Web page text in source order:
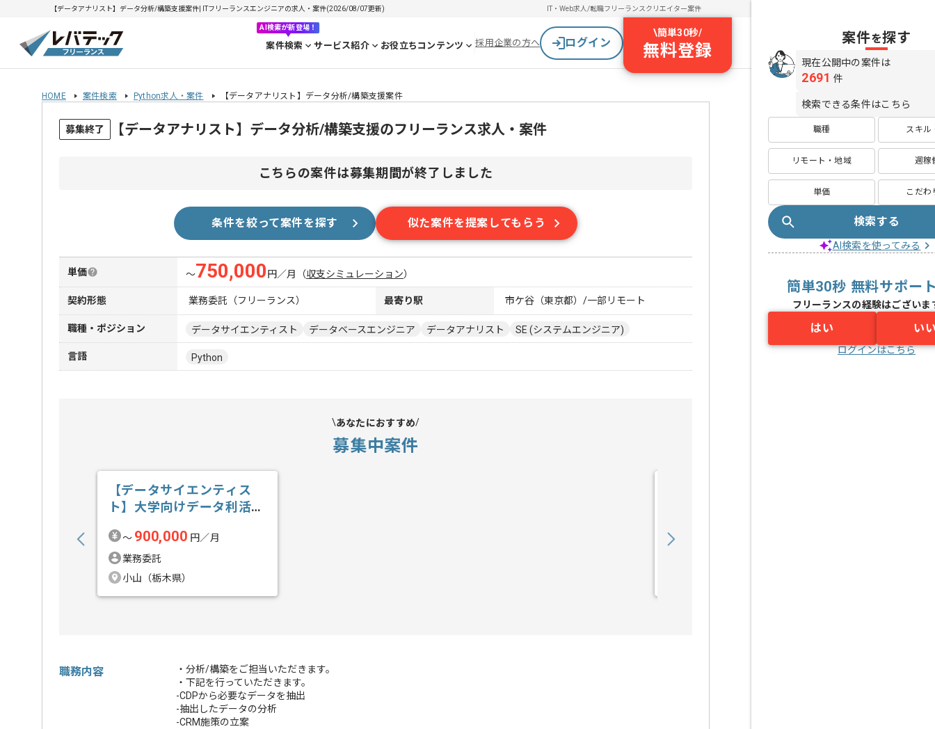
【データアナリスト】データ分析/構築支援案件| ITフリーランスエンジニアの求人・案件(2026/08/07更新) IT・Web求人/転職フリーランスクリエイター案件
AI検索が新登場！
案件検索 サービス紹介 お役立ちコンテンツ 採用企業の方へ ログイン
\簡単30秒/
無料登録
HOME 案件検索 Python求人・案件 【データアナリスト】データ分析/構築支援案件
募集終了 【データアナリスト】データ分析/構築支援のフリーランス求人・案件
こちらの案件は募集期間が終了しました
条件を絞って案件を探す 似た案件を提案してもらう
単価 〜750,000 円／月 （収支シミュレーション）
契約形態 業務委託（フリーランス） 最寄り駅 市ケ谷（東京都）/一部リモート
職種・ポジション データサイエンティスト データベースエンジニア データアナリスト SE (システムエンジニア)
言語 Python
あなたにおすすめ
募集中案件
【データサイエンティス
ト】大学向けデータ利活用
〜 900,000 円／月
業務委託
小山（栃木県）
職務内容
・分析/構築をご担当いただきます。
・下記を行っていただきます。
-CDPから必要なデータを抽出
-抽出したデータの分析
-CRM施策の立案
案件を探す
現在公開中の案件は
2691 件
検索できる条件はこちら
職種 スキル
リモート・地域 週稼
単価 こだわ
検索する
AI検索を使ってみる
簡単30秒 無料サポー
フリーランスの経験はございま
はい い
ログインはこちら